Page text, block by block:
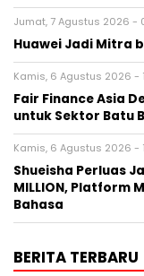
Jumat, 7 Agustus 2026 -
Huawei Jadi Mitra
Kamis, 6 Agustus 2026 -
Fair Finance Asia
untuk Sektor Batu
Kamis, 6 Agustus 2026 -
Shueisha Perluas
MILLION, Platform
Bahasa
BERITA TERBARU